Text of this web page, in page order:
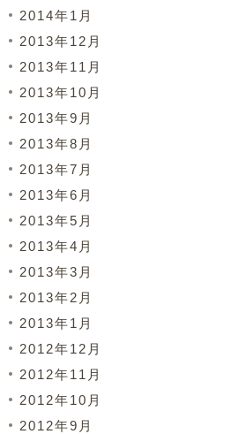
2014年1月
2013年12月
2013年11月
2013年10月
2013年9月
2013年8月
2013年7月
2013年6月
2013年5月
2013年4月
2013年3月
2013年2月
2013年1月
2012年12月
2012年11月
2012年10月
2012年9月